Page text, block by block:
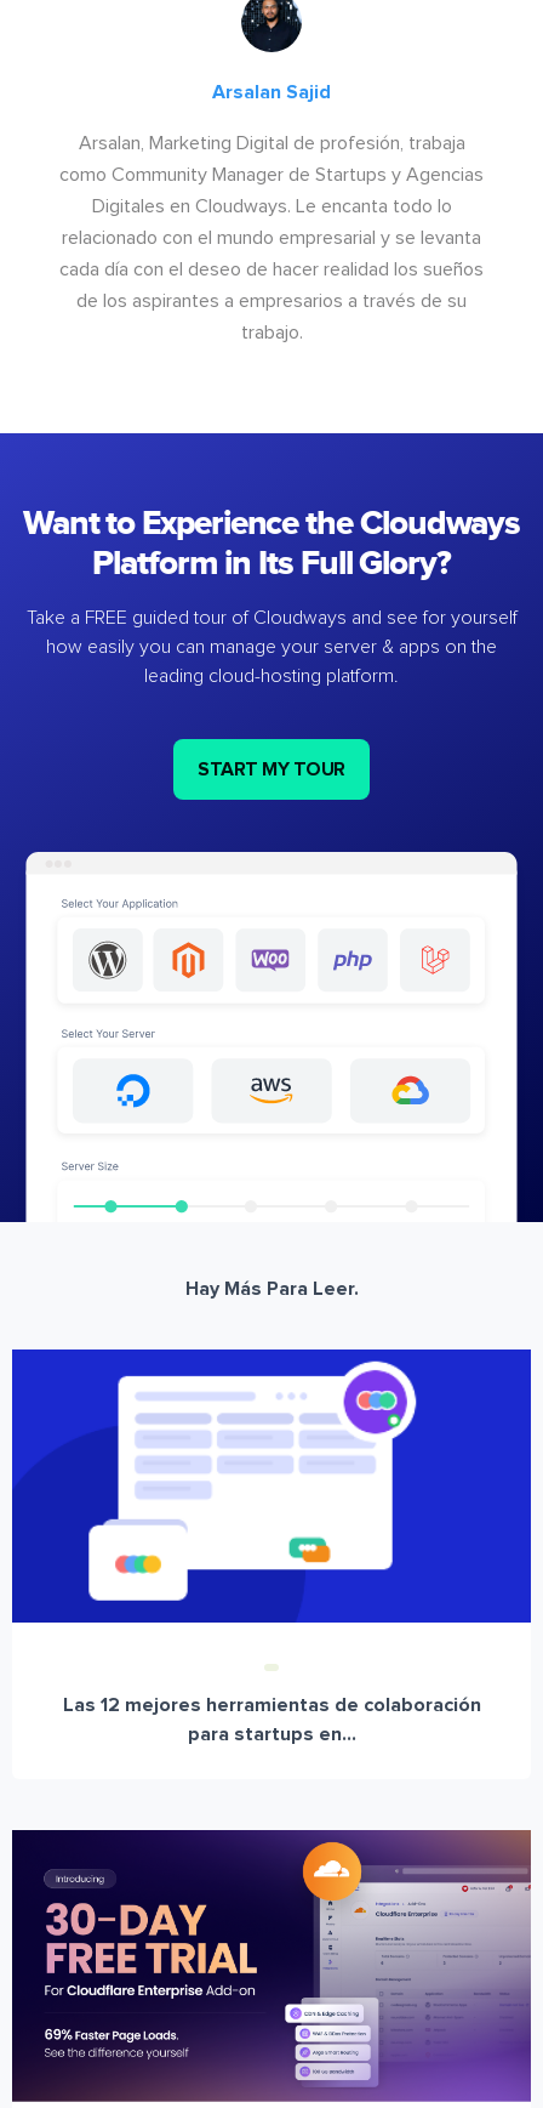
Arsalan Sajid
Arsalan, Marketing Digital de profesión, trabaja
como Community Manager de Startups y Agencias
Digitales en Cloudways. Le encanta todo lo
relacionado con el mundo empresarial y se levanta
cada día con el deseo de hacer realidad los sueños
de los aspirantes a empresarios a través de su
trabajo.
Want to Experience the Cloudways
Platform in Its Full Glory?
Take a FREE guided tour of Cloudways and see for yourself
how easily you can manage your server & apps on the
leading cloud-hosting platform.
START MY TOUR
Hay Más Para Leer.
Las 12 mejores herramientas de colaboración
para startups en...